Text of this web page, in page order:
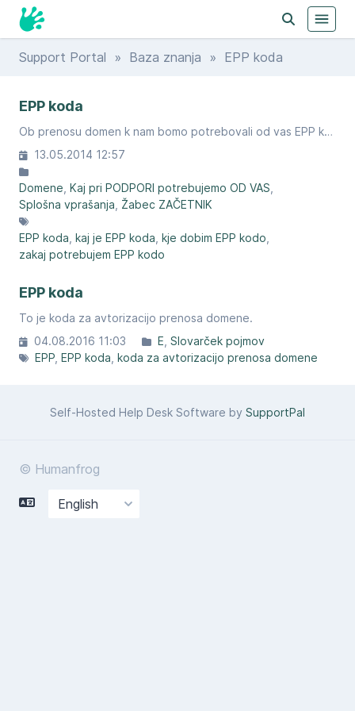
Support Portal » Baza znanja » EPP koda
EPP koda
Ob prenosu domen k nam bomo potrebovali od vas EPP kodo.
13.05.2014 12:57
Domene Kaj pri PODPORI potrebujemo OD VAS
Splošna vprašanja Žabec ZAČETNIK
EPP koda kaj je EPP koda kje dobim EPP kodo
zakaj potrebujem EPP kodo
EPP koda
To je koda za avtorizacijo prenosa domene.​
04.08.2016 11:03
E Slovarček pojmov
EPP EPP koda koda za avtorizacijo prenosa domene
Self-Hosted Help Desk Software by SupportPal
© Humanfrog